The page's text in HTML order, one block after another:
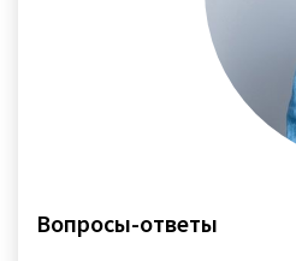
Вопросы-ответы